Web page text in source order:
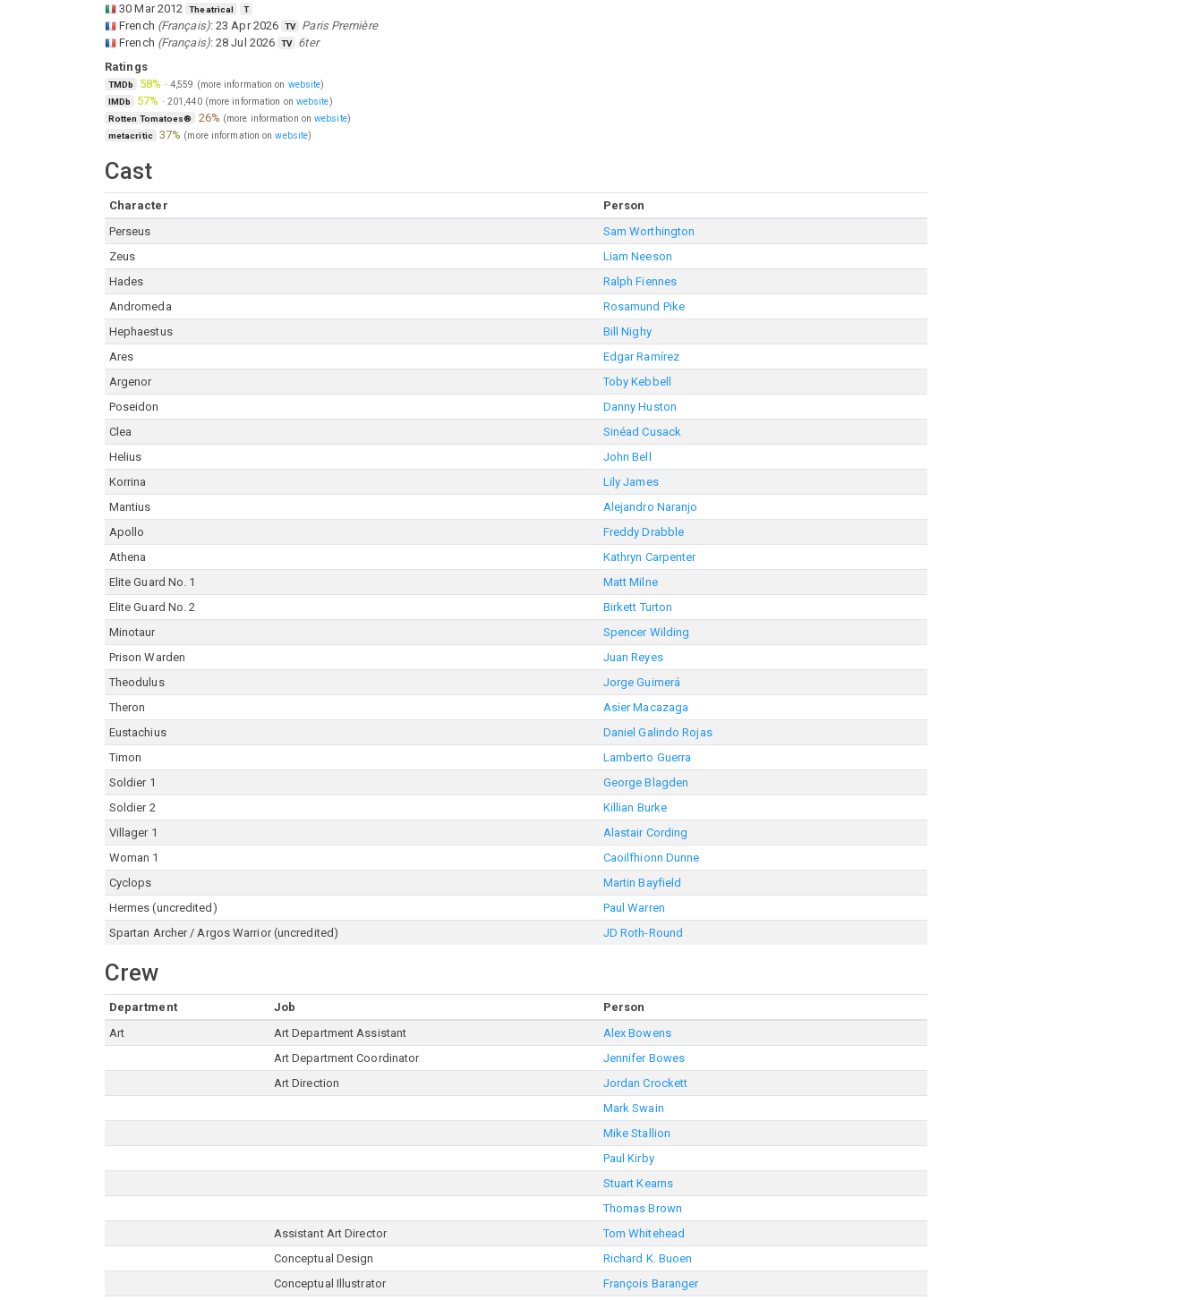
30 Mar 2012 Theatrical T
French (Français): 23 Apr 2026 TV
Paris Première
French (Français): 28 Jul 2026 TV
6ter
Ratings
TMDb 58% · 4,559 (more information on website)
IMDb 57% · 201,440 (more information on website)
Rotten Tomatoes® 26% (more information onwebsite)
metacritic 37% (more information onwebsite)
Cast
Character
Person
Perseus
Sam Worthington
Zeus
Liam Neeson
Hades
Ralph Fiennes
Andromeda
Rosamund Pike
Hephaestus
Bill Nighy
Ares
Edgar Ramírez
Argenor
Toby Kebbell
Poseidon
Danny Huston
Clea
Sinéad Cusack
Helius
John Bell
Korrina
Lily James
Mantius
Alejandro Naranjo
Apollo
Freddy Drabble
Athena
Kathryn Carpenter
Elite Guard No. 1
Matt Milne
Elite Guard No. 2
Birkett Turton
Minotaur
Spencer Wilding
Prison Warden
Juan Reyes
Theodulus
Jorge Guimerá
Theron
Asier Macazaga
Eustachius
Daniel Galindo Rojas
Timon
Lamberto Guerra
Soldier 1
George Blagden
Soldier 2
Killian Burke
Villager 1
Alastair Cording
Woman 1
Caoilfhionn Dunne
Cyclops
Martin Bayfield
Hermes (uncredited)
Paul Warren
Spartan Archer / Argos Warrior (uncredited)
JD Roth-Round
Crew
Department Job
Person
Art
Art Department Assistant
Alex Bowens
Art Department Coordinator
Jennifer Bowes
Art Direction
Jordan Crockett
Mark Swain
Mike Stallion
Paul Kirby
Stuart Kearns
Thomas Brown
Assistant Art Director
Tom Whitehead
Conceptual Design
Richard K. Buoen
Conceptual Illustrator
François Baranger